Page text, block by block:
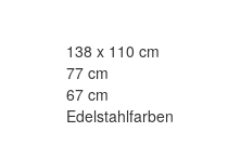
138 x 110 cm
77 cm
67 cm
Edelstahlfarben